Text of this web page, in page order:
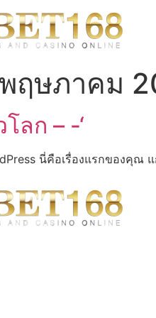
ฤษภาคม
ลก – -‘
นี่คือเรื่องแรกของคุณ